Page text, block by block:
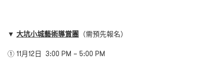
▼ 大坑小城藝術導賞團 （需預先報名）
① 11月12日 3:00 PM – 5:00 PM